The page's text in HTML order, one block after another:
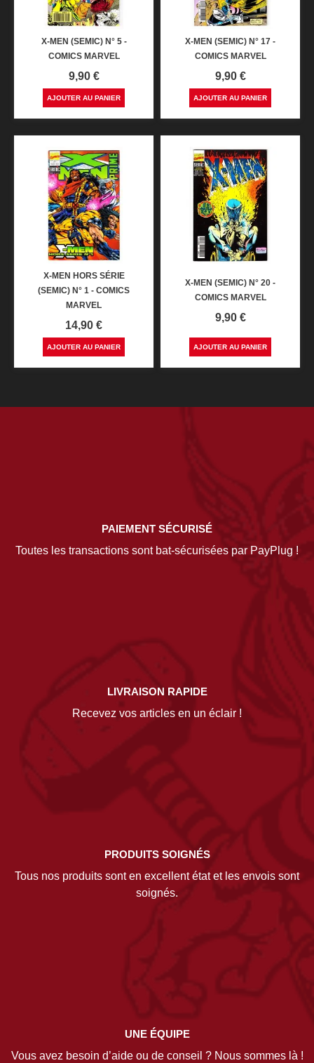
X-MEN (SEMIC) N° 5 -
COMICS MARVEL
Prix
9,90 €
AJOUTER AU PANIER
X-MEN (SEMIC) N° 17 -
COMICS MARVEL
Prix
9,90 €
AJOUTER AU PANIER
X-MEN HORS SÉRIE
(SEMIC) N° 1 - COMICS
MARVEL
Prix
14,90 €
AJOUTER AU PANIER
X-MEN (SEMIC) N° 20 -
COMICS MARVEL
Prix
9,90 €
AJOUTER AU PANIER
PAIEMENT SÉCURISÉ
Toutes les transactions sont bat-sécurisées par PayPlug !
LIVRAISON RAPIDE
Recevez vos articles en un éclair !
PRODUITS SOIGNÉS
Tous nos produits sont en excellent état et les envois sont
soignés.
UNE ÉQUIPE
Vous avez besoin d’aide ou de conseil ? Nous sommes là !